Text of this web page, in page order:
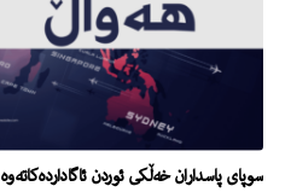
سوپاى پاسداران خه‌ڵكى ئوردن ئاگادارده‌كاته‌وه‌